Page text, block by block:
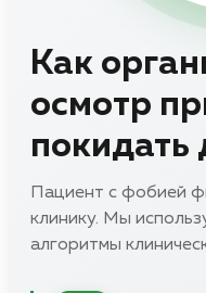
Как
осмотр
покидать
Пациент с фобией
клинику. Мы
алгоритмы